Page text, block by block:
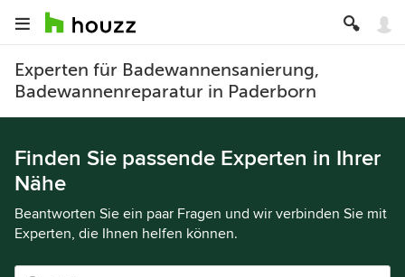
Experten für Badewannensanierung,
Badewannenreparatur in Paderborn
Finden Sie passende Experten in Ihrer
Nähe
Beantworten Sie ein paar Fragen und wir verbinden Sie mit
Experten, die Ihnen helfen können.